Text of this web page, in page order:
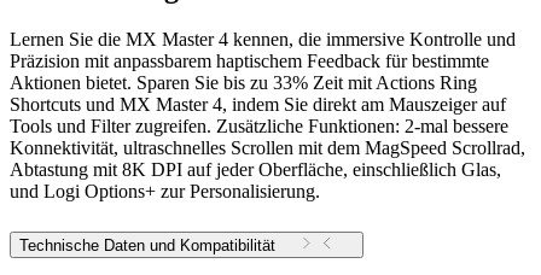
Lernen Sie die MX Master 4 kennen, die immersive Kontrolle und
Präzision mit anpassbarem haptischem Feedback für bestimmte
Aktionen bietet. Sparen Sie bis zu 33% Zeit mit Actions Ring
Shortcuts und MX Master 4, indem Sie direkt am Mauszeiger auf
Tools und Filter zugreifen. Zusätzliche Funktionen: 2-mal bessere
Konnektivität, ultraschnelles Scrollen mit dem MagSpeed Scrollrad,
Abtastung mit 8K DPI auf jeder Oberfläche, einschließlich Glas,
und Logi Options+ zur Personalisierung.
Technische Daten und Kompatibilität